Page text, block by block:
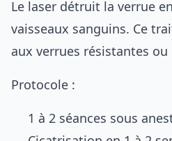
Le laser détruit la verrue
vaisseaux sanguins. Ce
aux verrues résistantes
Protocole :
1 à 2 séances sous